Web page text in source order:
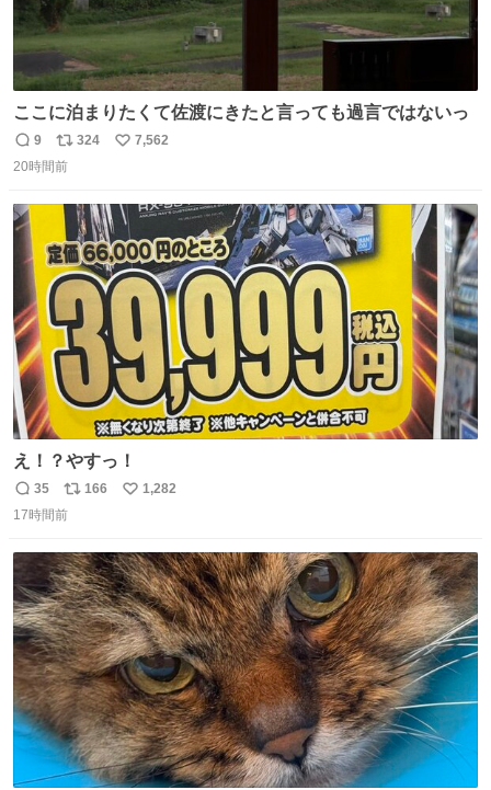
ここに泊まりたくて佐渡にきたと言っても過言ではないっ
返
信
9
リ
ポ
ト
数
324
い
数
7,562
20時間前
え！？やすっ！
返
信
35
リ
ポ
ト
数
166
い
数
1,282
17時間前